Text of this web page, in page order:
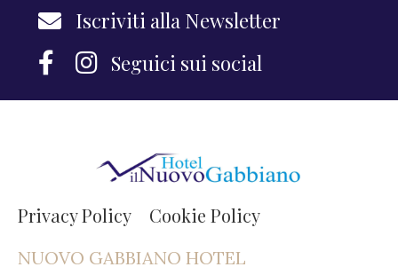
Iscriviti alla Newsletter
Seguici sui social
Privacy Policy Cookie Policy
NUOVO GABBIANO HOTEL